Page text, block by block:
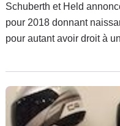
Schuberth et Held
pour 2018 donnant
pour autant avoir droit à